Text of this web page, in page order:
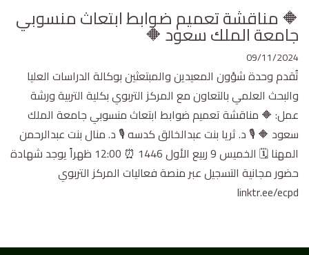
🔶 مناقشة تعميم ضوابط ابتعاث منسوبي
جامعة الملك سعود 🔶
09/11/2024
تُقدم وحدة شؤون المعيدين والمبتعثين بوكالة الدراسات العليا
والبحث العلمي بالتعاون مع المركز التربوي بكلية التربية ورشة
عمل: 🔶 مناقشة تعميم ضوابط ابتعاث منسوبي جامعة الملك
سعود 🔶 🎙 د. ثريا بنت عبدالخالق كدسه 🎙 د. منال بنت عبدالرحمن
المهنا 🗓 الخميس 9 ربيع الأول 1446 ⏰ 12:00 ظهراً يوجد شهادة
حضور مجانية التسجيل عبر منصة فعاليات المركز التربوي
linktr.ee/ecpd